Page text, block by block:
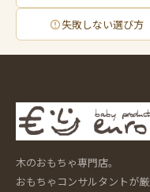
失敗しない選び方
木のおもちゃ専門店。
おもちゃコンサルタントが